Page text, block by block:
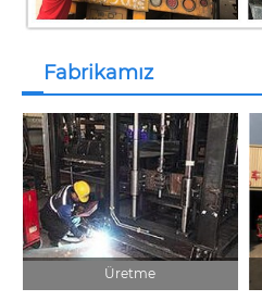
Fabrikamız
Üretme